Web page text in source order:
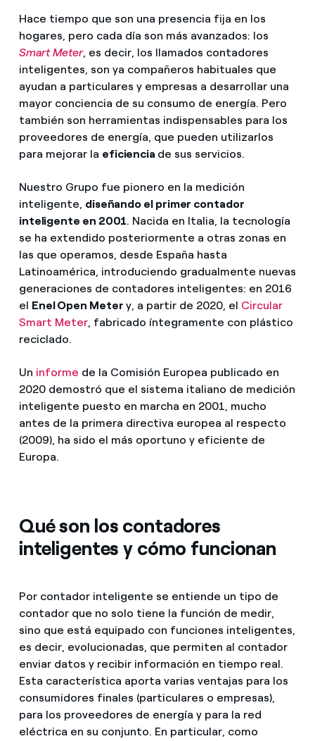
Hace tiempo que son una presencia fija en los
hogares, pero cada día son más avanzados: los
Smart Meter, es decir, los llamados contadores
inteligentes, son ya compañeros habituales que
ayudan a particulares y empresas a desarrollar una
mayor conciencia de su consumo de energía. Pero
también son herramientas indispensables para los
proveedores de energía, que pueden utilizarlos
para mejorar la eficiencia de sus servicios.
Nuestro Grupo fue pionero en la medición
inteligente, diseñando el primer contador
inteligente en 2001. Nacida en Italia, la tecnología
se ha extendido posteriormente a otras zonas en
las que operamos, desde España hasta
Latinoamérica, introduciendo gradualmente nuevas
generaciones de contadores inteligentes: en 2016
el Enel Open Meter y, a partir de 2020, el Circular
Smart Meter, fabricado íntegramente con plástico
reciclado.
Un informe de la Comisión Europea publicado en
2020 demostró que el sistema italiano de medición
inteligente puesto en marcha en 2001, mucho
antes de la primera directiva europea al respecto
(2009), ha sido el más oportuno y eficiente de
Europa.
Qué son los contadores
inteligentes y cómo funcionan
Por contador inteligente se entiende un tipo de
contador que no solo tiene la función de medir,
sino que está equipado con funciones inteligentes,
es decir, evolucionadas, que permiten al contador
enviar datos y recibir información en tiempo real.
Esta característica aporta varias ventajas para los
consumidores finales (particulares o empresas),
para los proveedores de energía y para la red
eléctrica en su conjunto. En particular, como